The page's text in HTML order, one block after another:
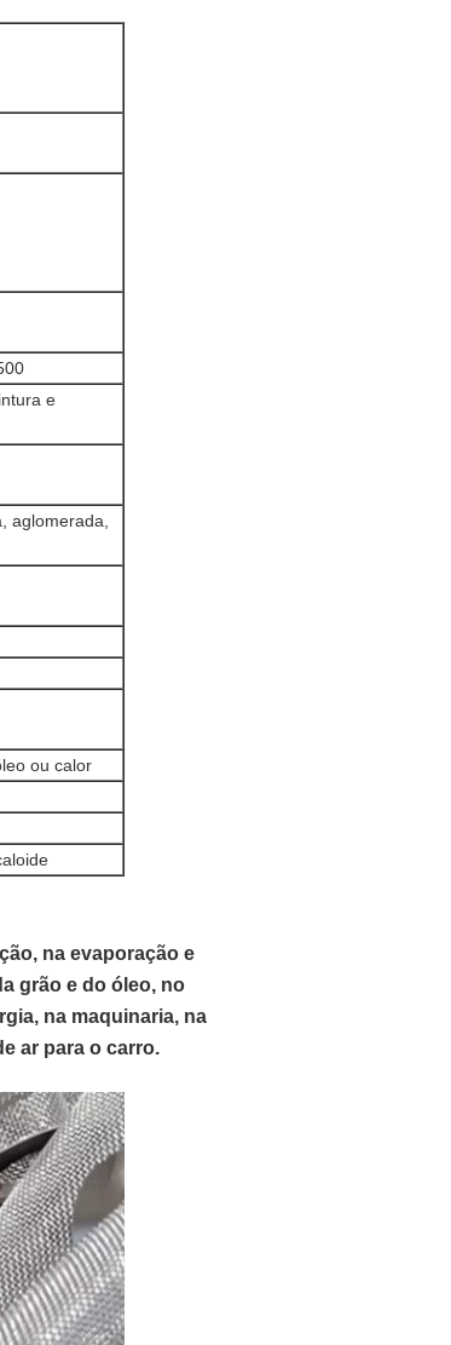
e
aglomerada,
ou calor
na evaporação e
grão e do óleo, no
na maquinaria, na
ar para o carro.